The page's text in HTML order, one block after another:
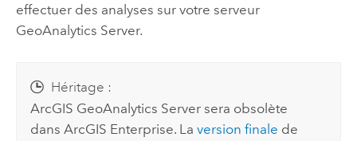
effectuer des analyses sur votre serveur
GeoAnalytics Server.
Héritage :
ArcGIS GeoAnalytics Server sera obsolète
dansArcGIS Enterprise. Laversion finale de